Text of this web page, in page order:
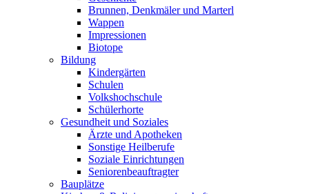
Brunnen, Denkmäler und Marterl
Wappen
Impressionen
Biotope
Bildung
Kindergärten
Schulen
Volkshochschule
Schülerhorte
Gesundheit und Soziales
Ärzte und Apotheken
Sonstige Heilberufe
Soziale Einrichtungen
Seniorenbeauftragter
Bauplätze